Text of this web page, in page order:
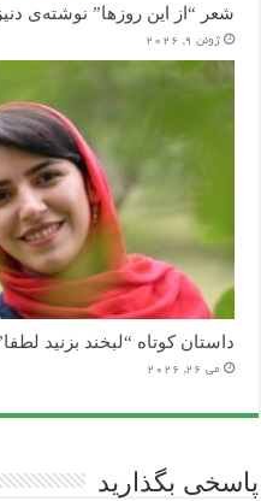
شعر “از این روزها” نوشته‌ی
ژوئن 9, 2026
داستان کوتاه “لبخند بزنید
می 26, 2026
پاسخی بگذارید